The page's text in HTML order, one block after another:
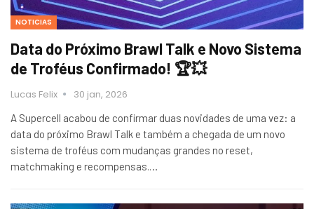
NOTICIAS
Data do Próximo Brawl Talk e Novo Sistema
de Troféus Confirmado! 🏆💥
Lucas Felix 30 jan, 2026
A Supercell acabou de confirmar duas novidades de uma vez: a
data do próximo Brawl Talk e também a chegada de um novo
sistema de troféus com mudanças grandes no reset,
matchmaking e recompensas.…